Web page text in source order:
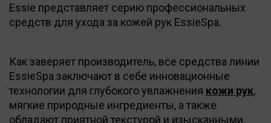
Essie представляет серию профессиональных
средств для ухода за кожей рук EssieSpa.
Как заверяет производитель, все средства линии
EssieSpa заключают в себе инновационные
технологии для глубокого увлажнения кожи рук,
мягкие природные ингредиенты, а также
обладают приятной текстурой и изысканными